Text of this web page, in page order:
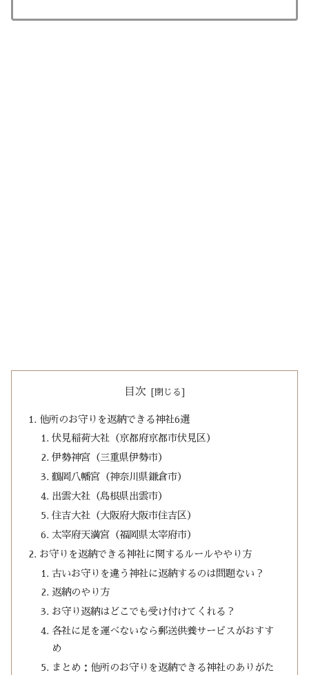
目次
他所のお守りを返納できる神社6選
伏見稲荷大社（京都府京都市伏見区）
伊勢神宮（三重県伊勢市）
鶴岡八幡宮（神奈川県鎌倉市）
出雲大社（島根県出雲市）
住吉大社（大阪府大阪市住吉区）
太宰府天満宮（福岡県太宰府市）
お守りを返納できる神社に関するルールややり方
古いお守りを違う神社に返納するのは問題ない？
返納のやり方
お守り返納はどこでも受け付けてくれる？
各社に足を運べないなら郵送供養サービスがおすす
め
まとめ：他所のお守りを返納できる神社のありがた